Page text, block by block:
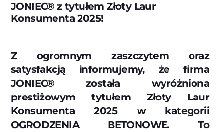
JONIEC® z tytułem Złoty Laur
Konsumenta 2025!
Z ogromnym zaszczytem oraz
satysfakcją informujemy, że firma
JONIEC® została wyróżniona
prestiżowym tytułem Złoty Laur
Konsumenta 2025 w kategorii
OGRODZENIA BETONOWE. To